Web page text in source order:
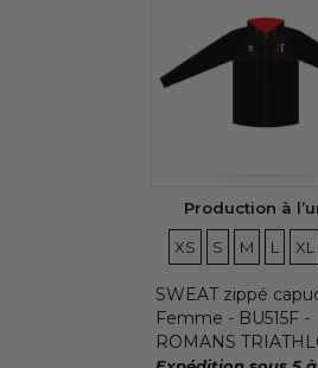
Production à
TAILLES
XS
TAILLES
S
TAILLES
M L XL
SWEAT zippé
Femme - BU515F -
ROMANS